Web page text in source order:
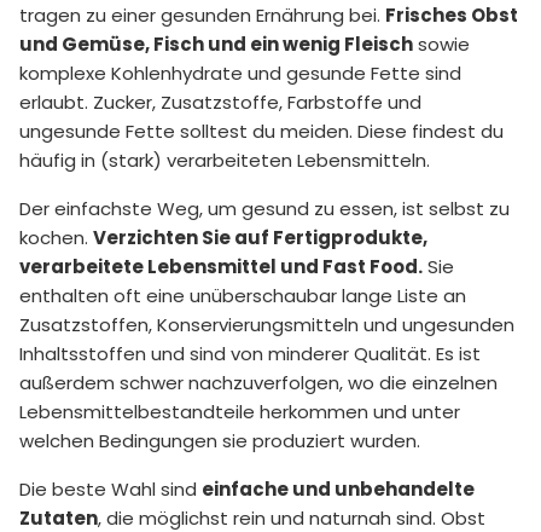
tragen zu einer gesunden Ernährung bei. Frisches Obst
und Gemüse, Fisch und ein wenig Fleischsowie
komplexe Kohlenhydrate und gesunde Fette sind
erlaubt. Zucker, Zusatzstoffe, Farbstoffe und
ungesunde Fette solltest du meiden. Diese findest du
häufig in (stark) verarbeiteten Lebensmitteln.
Der einfachste Weg, um gesund zu essen, ist selbst zu
kochen. Verzichten Sie auf Fertigprodukte,
verarbeitete Lebensmittel und Fast Food.Sie
enthalten oft eine unüberschaubar lange Liste an
Zusatzstoffen, Konservierungsmitteln und ungesunden
Inhaltsstoffen und sind von minderer Qualität. Es ist
außerdem schwer nachzuverfolgen, wo die einzelnen
Lebensmittelbestandteile herkommen und unter
welchen Bedingungen sie produziert wurden.
Die beste Wahl sind einfache und unbehandelte
Zutaten, die möglichst rein und naturnah sind. Obst